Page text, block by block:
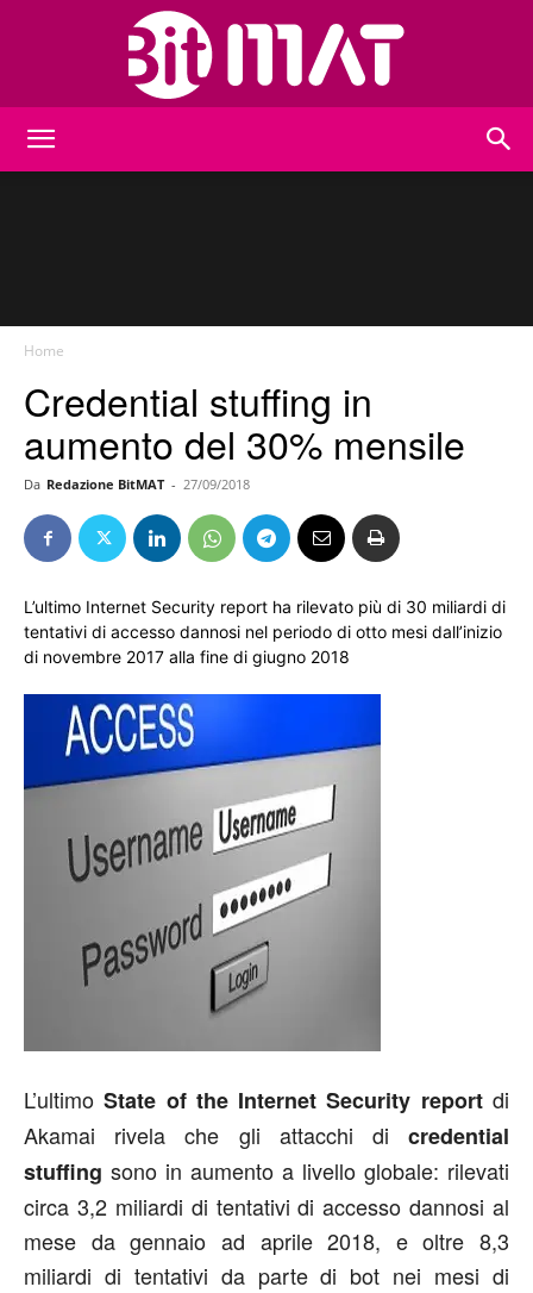
Home
Credential stuffing in
aumento del 30% mensile
Da Redazione BitMAT - 27/09/2018
L’ultimo Internet Security report ha rilevato più di 30 miliardi di
tentativi di accesso dannosi nel periodo di otto mesi dall’inizio
di novembre 2017 alla fine di giugno 2018
L’ultimoState of the Internet Security reportdi
Akamai rivela che gli attacchi di credential
stuffing sono in aumento a livello globale: rilevati
circa 3,2 miliardi di tentativi di accesso dannosi al
mese da gennaio ad aprile 2018, e oltre 8,3
miliardi di tentativi da parte di bot nei mesi di